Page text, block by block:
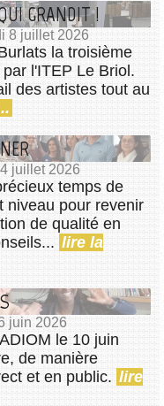
GRANDIT !
8 juillet 2026
la troisième
l'ITEP Le Briol.
des artistes tout au
juillet 2026
temps de
niveau pour revenir
de qualité en
lire la
juin 2026
le 10 juin
de manière
et en public. lire